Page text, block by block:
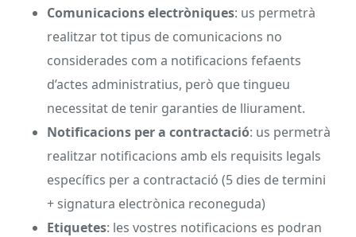
Comunicacions electròniques: us permetrà
realitzar tot tipus de comunicacions no
considerades com a notificacions fefaents
d’actes administratius, però que tingueu
necessitat de tenir garanties de lliurament.
Notificacions per a contractació: us permetrà
realitzar notificacions amb els requisits legals
específics per a contractació (5 dies de termini
+ signatura electrònica reconeguda)
Etiquetes: les vostres notificacions es podran